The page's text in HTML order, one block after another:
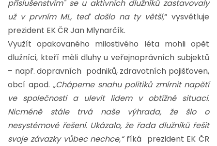
příslušenstvím" se u aktivních dlužníků zastavovaly
už v prvním ML, teď došlo na ty větší,“ vysvětluje
prezident EK ČR Jan Mlynarčík.
Využít opakovaného milostivého léta mohli opět
dlužníci, kteří měli dluhy u veřejnoprávních subjektů
– např. dopravních podniků, zdravotních pojišťoven,
obcí apod. „Chápeme snahu politiků zmírnit napětí
ve společnosti a ulevit lidem v obtížné situaci.
Nicméně stále trvá naše výhrada, že šlo o
nesystémové řešení. Ukázalo, že řada dlužníků řešit
svoje závazky vůbec nechce,“ říká prezident EK ČR